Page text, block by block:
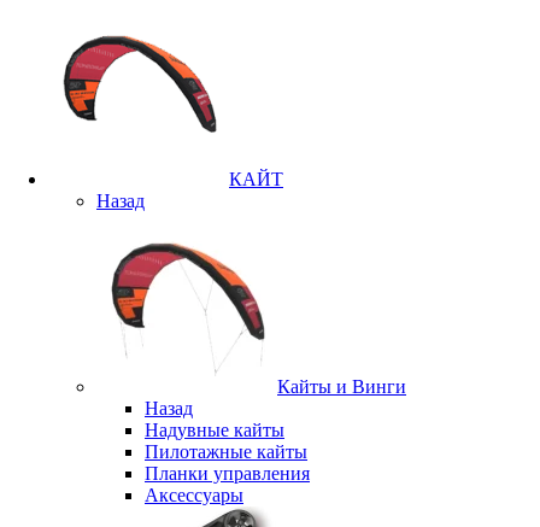
КАЙТ
Назад
Кайты и Винги
Назад
Надувные кайты
Пилотажные кайты
Планки управления
Аксессуары